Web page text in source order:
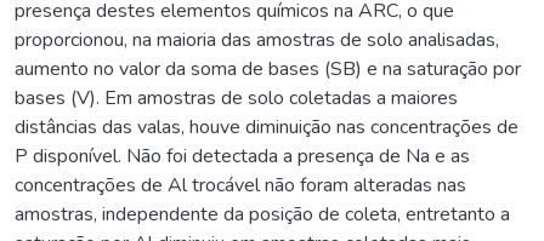
presença destes elementos químicos na ARC, o que
proporcionou, na maioria das amostras de solo analisadas,
aumento no valor da soma de bases (SB) e na saturação por
bases (V). Em amostras de solo coletadas a maiores
distâncias das valas, houve diminuição nas concentrações de
P disponível. Não foi detectada a presença de Na e as
concentrações de Al trocável não foram alteradas nas
amostras, independente da posição de coleta, entretanto a